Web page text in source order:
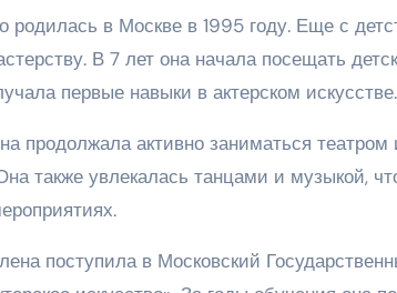
родилась в Москве в 1995 году. Еще с
В 7 лет она начала посещать
первые навыки в актерском искусстве.
продолжала активно заниматься
также увлекалась танцами и музыкой,
поступила в Московский